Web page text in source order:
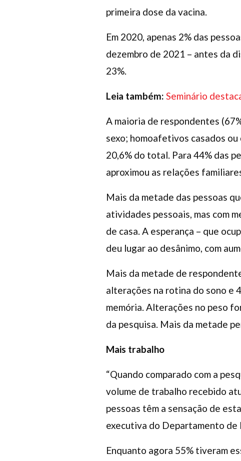
primeira dose da vacina.
Em 2020, apenas 2% das
dezembro de 2021 – antes da
23%.
Leia também: Seminário
A maioria de respondentes
sexo; homoafetivos casados
20,6% do total. Para 44% das
aproximou as relações
Mais da metade das pessoas
atividades pessoais, mas com
de casa. A esperança – que
deu lugar ao desânimo, com
Mais da metade de
alterações na rotina do sono e
memória. Alterações no peso
da pesquisa. Mais da metade
Mais trabalho
“Quando comparado com a
volume de trabalho recebido
pessoas têm a sensação de
executiva do Departamento de
Enquanto agora 55% tiveram